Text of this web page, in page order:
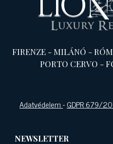
FIRENZE-MILÁNÓ -
PORTO CERVO -
Adatvédelem-GDPR 679/
NEWSLETTER